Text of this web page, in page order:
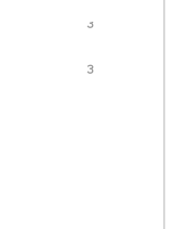
3
3